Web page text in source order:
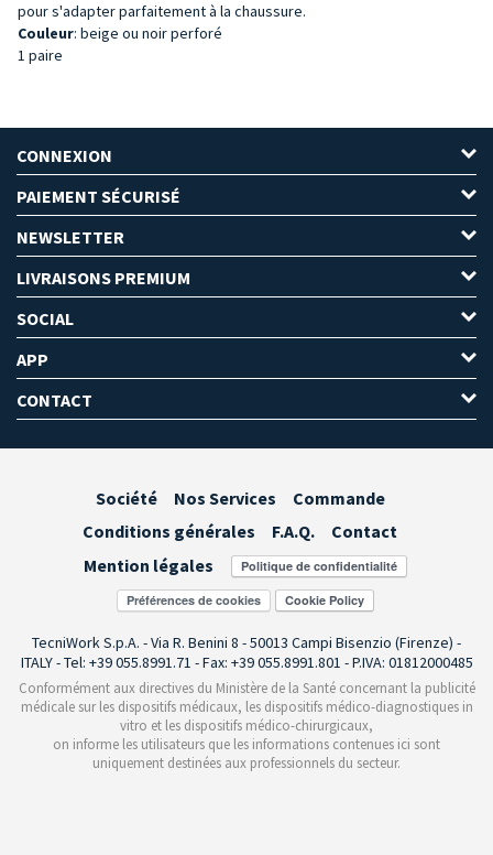
pour s'adapter parfaitement à la chaussure.
Couleur: beige ou noir perforé
1 paire
CONNEXION
PAIEMENT SÉCURISÉ
NEWSLETTER
LIVRAISONS PREMIUM
SOCIAL
APP
CONTACT
Société Nos Services
Commande
Conditions générales
F.A.Q.
Contact
Mention légales
Préférences de cookies
TecniWork S.p.A. - Via R. Benini 8 - 50013 Campi Bisenzio (Firenze) -
ITALY - Tel: +39 055.8991.71 - Fax: +39 055.8991.801 - P.IVA: 01812000485
Conformément aux directives du Ministère de la Santé concernant la publicité
médicale sur les dispositifs médicaux, les dispositifs médico-diagnostiques in
vitro et les dispositifs médico-chirurgicaux,
on informe les utilisateurs que les informations contenues ici sont
uniquement destinées aux professionnels du secteur.